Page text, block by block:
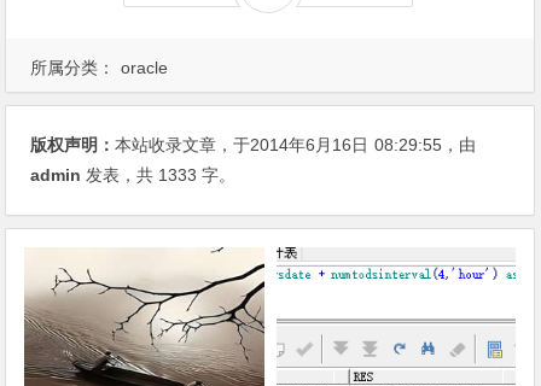
所属分类： oracle
版权声明：本站收录文章，于2014年6月16日 08:29:55 ，由
admin 发表，共 1333 字。